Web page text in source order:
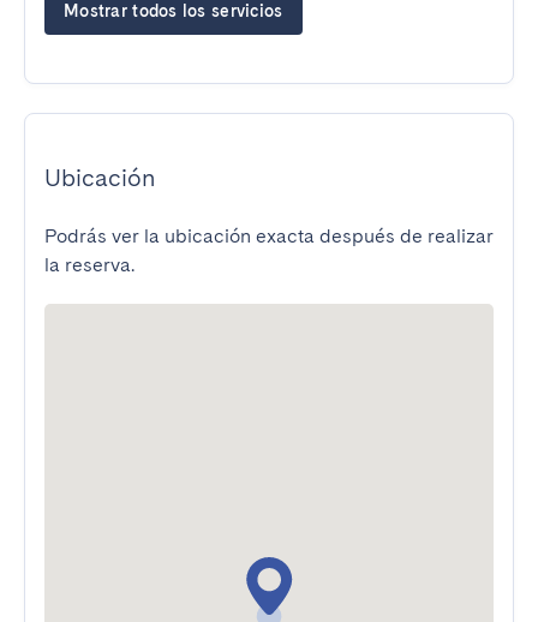
Mostrar todos los servicios
Ubicación
Podrás ver la ubicación exacta después de realizar
la reserva.